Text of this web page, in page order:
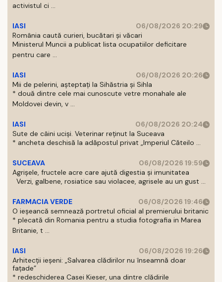
activistul ci ...
IASI
06/08/2026 20:29
România caută curieri, bucătari și văcari
Ministerul Muncii a publicat lista ocupatiilor deficitare
pentru care ...
IASI
06/08/2026 20:26
Mii de pelerini, așteptați la Sihăstria și Sihla
* două dintre cele mai cunoscute vetre monahale ale
Moldovei devin, v ...
IASI
06/08/2026 20:24
Sute de câini uciși. Veterinar reținut la Suceava
* ancheta deschisă la adăpostul privat „Imperiul Căteilo ...
SUCEAVA
06/08/2026 19:59
Agrișele, fructele acre care ajută digestia și imunitatea
Verzi, galbene, rosiatice sau violacee, agrisele au un gust ...
FARMACIA VERDE
06/08/2026 19:46
O ieșeancă semnează portretul oficial al premierului britanic
* plecată din Romania pentru a studia fotografia in Marea
Britanie, t ...
IASI
06/08/2026 19:26
Arhitecții ieșeni: „Salvarea clădirilor nu înseamnă doar
fațade”
* redeschiderea Casei Kieser, una dintre clădirile